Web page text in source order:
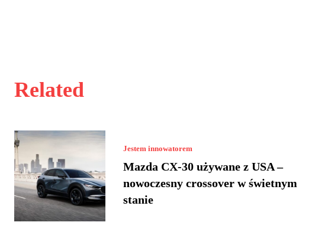
Related
Jestem innowatorem
Mazda CX-30 używane z USA –
nowoczesny crossover w świetnym
stanie